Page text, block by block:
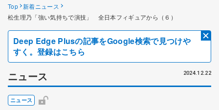
Top 新着ニュース
松生理乃「強い気持ちで演技」 全日本フィギュアから（６）
Deep Edge Plusの記事をGoogle検索で見つけや
すく。登録はこちら
ニュース 2024.12.22
ニュース